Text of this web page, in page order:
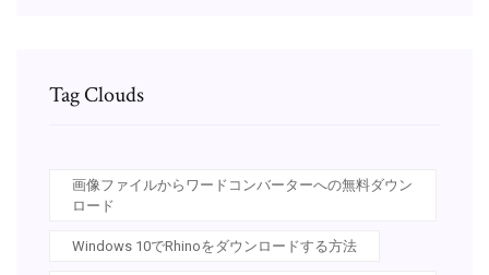
Tag Clouds
画像ファイルからワードコンバーターへの無料ダウン
ロード
Windows 10でRhinoをダウンロードする方法